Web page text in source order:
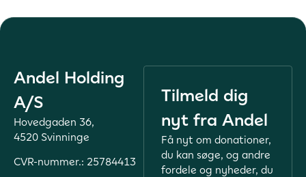
Andel Holding
A/S
Hovedgaden 36,
4520 Svinninge
CVR-nummer.: 25784413
Tilmeld dig
nyt fra Andel
Få nyt om donationer,
du kan søge, og andre
fordele og nyheder, du